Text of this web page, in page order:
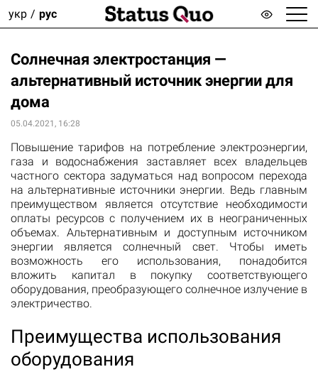
укр рус
Солнечная электростанция —
альтернативный источник энергии для
дома
05.04.2021, 16:28
Повышение тарифов на потребление электроэнергии,
газа и водоснабжения заставляет всех владельцев
частного сектора задуматься над вопросом перехода
на альтернативные источники энергии. Ведь главным
преимуществом является отсутствие необходимости
оплаты ресурсов с получением их в неограниченных
объемах. Альтернативным и доступным источником
энергии является солнечный свет. Чтобы иметь
возможность его использования, понадобится
вложить капитал в покупку соответствующего
оборудования, преобразующего солнечное излучение в
электричество.
Преимущества использования
оборудования